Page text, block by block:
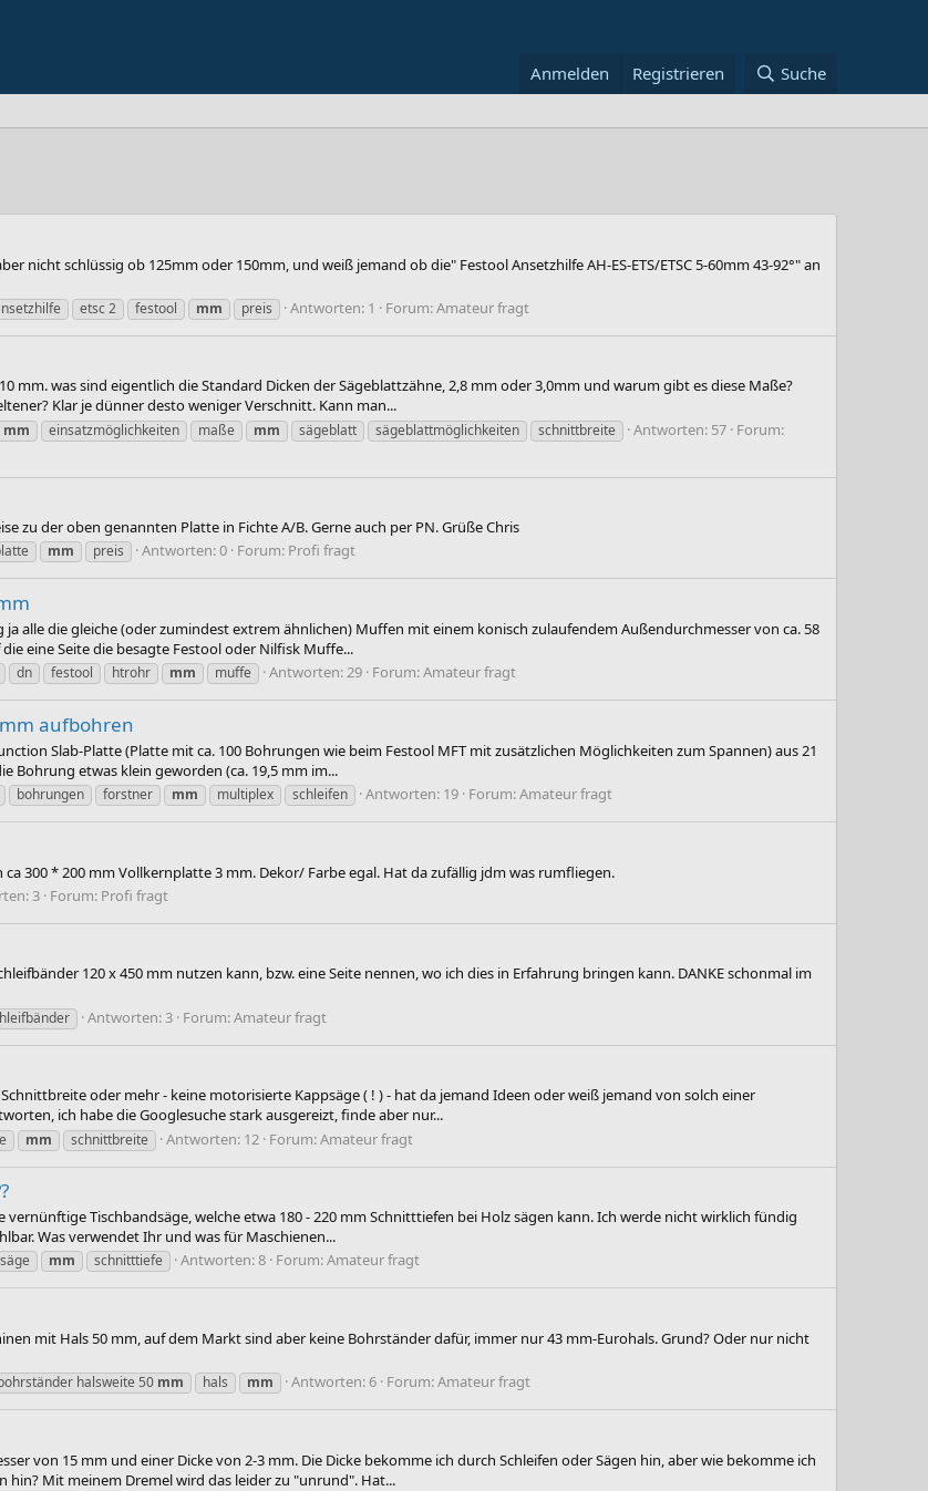
Anmelden Registrieren Suche
nicht schlüssig ob 125mm oder 150mm, und weiß jemand ob die" Festool Ansetzhilfe AH-ES-ETS/ETSC 5-60mm 43-92°" an
etsc 2 festool mm preis Antworten: 1 Forum:Amateur fragt
mm. was sind eigentlich die Standard Dicken der Sägeblattzähne, 2,8 mm oder 3,0mm und warum gibt es diese Maße?
Klar je dünner desto weniger Verschnitt. Kann man...
mm einsatzmöglichkeiten maße mm sägeblatt sägeblattmöglichkeiten schnittbreite Antworten: 57 Forum:
zu der oben genannten Platte in Fichte A/B. Gerne auch per PN. Grüße Chris
mm preis Antworten: 0 Forum: Profi fragt
alle die gleiche (oder zumindest extrem ähnlichen) Muffen mit einem konisch zulaufendem Außendurchmesser von ca. 58
eine Seite die besagte Festool oder Nilfisk Muffe...
dn festool htrohr mm muffe Antworten: 29 Forum:Amateur fragt
aufbohren
Slab-Platte (Platte mit ca. 100 Bohrungen wie beim Festool MFT mit zusätzlichen Möglichkeiten zum Spannen) aus 21
Bohrung etwas klein geworden (ca. 19,5 mm im...
bohrungen forstner mm multiplex schleifen Antworten: 19 Forum:Amateur fragt
300 * 200 mm Vollkernplatte 3 mm. Dekor/ Farbe egal. Hat da zufällig jdm was rumfliegen.
3 Forum: Profi fragt
120 x 450 mm nutzen kann, bzw. eine Seite nennen, wo ich dies in Erfahrung bringen kann. DANKE schonmal im
Antworten: 3 Forum:Amateur fragt
oder mehr - keine motorisierte Kappsäge ( ! ) - hat da jemand Ideen oder weiß jemand von solch einer
ich habe die Googlesuche stark ausgereizt, finde aber nur...
mm schnittbreite Antworten: 12 Forum:Amateur fragt
Tischbandsäge, welche etwa 180 - 220 mm Schnitttiefen bei Holz sägen kann. Ich werde nicht wirklich fündig
Was verwendet Ihr und was für Maschienen...
mm schnitttiefe Antworten: 8 Forum:Amateur fragt
mit Hals 50 mm, auf dem Markt sind aber keine Bohrständer dafür, immer nur 43 mm-Eurohals. Grund? Oder nur nicht
halsweite 50 mm hals mm Antworten: 6 Forum:Amateur fragt
von 15 mm und einer Dicke von 2-3 mm. Die Dicke bekomme ich durch Schleifen oder Sägen hin, aber wie bekomme ich
Mit meinem Dremel wird das leider zu "unrund". Hat...